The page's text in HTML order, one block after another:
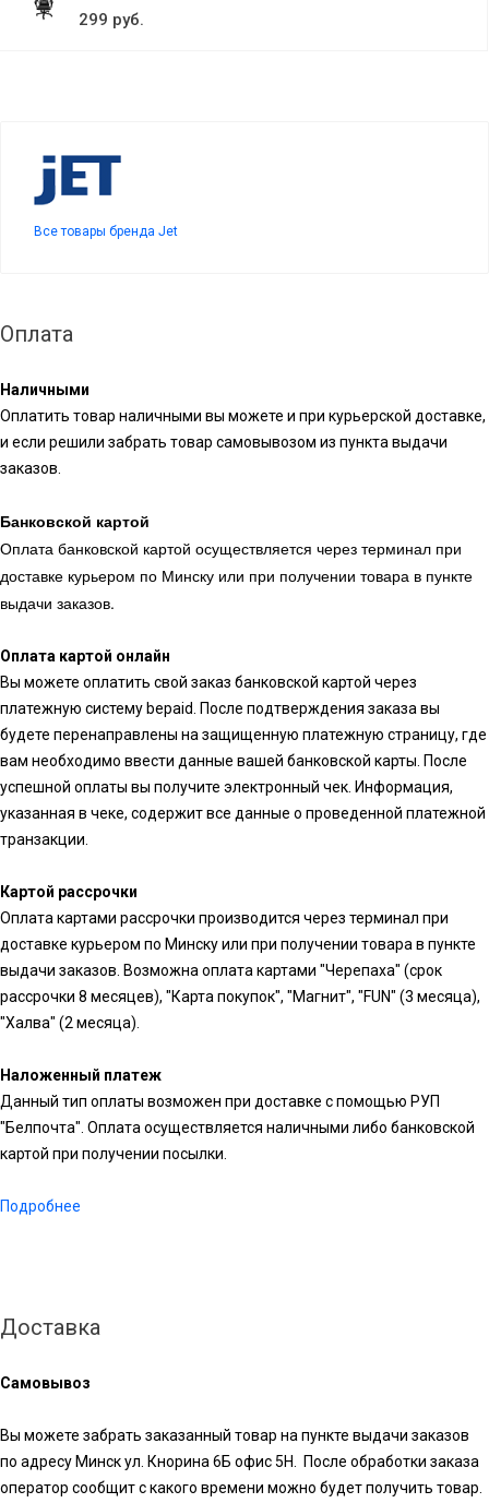
299 руб.
Все товары бренда Jet
Оплата
Наличными
Оплатить товар наличными вы можете и при курьерской доставке,
и если решили забрать товар самовывозом из пункта выдачи
заказов.
Банковской картой
Оплата банковской картой осуществляется через терминал при
доставке курьером по Минску или при получении товара в пункте
выдачи заказов.
Оплата картой онлайн
Вы можете оплатить свой заказ банковской картой через
платежную систему bepaid. После подтверждения заказа вы
будете перенаправлены на защищенную платежную страницу, где
вам необходимо ввести данные вашей банковской карты. После
успешной оплаты вы получите электронный чек. Информация,
указанная в чеке, содержит все данные о проведенной платежной
транзакции.
Картой рассрочки
Оплата картами рассрочки производится через терминал при
доставке курьером по Минску или при получении товара в пункте
выдачи заказов. Возможна оплата картами "Черепаха" (срок
рассрочки 8 месяцев), "Карта покупок", "Магнит", "FUN" (3 месяца),
"Халва" (2 месяца).
Наложенный платеж
Данный тип оплаты возможен при доставке с помощью РУП
"Белпочта". Оплата осуществляется наличными либо банковской
картой при получении посылки.
Подробнее
Доставка
Самовывоз
Вы можете забрать заказанный товар на пункте выдачи заказов
по адресу Минск ул. Кнорина 6Б офис 5Н. После обработки заказа
оператор сообщит с какого времени можно будет получить товар.